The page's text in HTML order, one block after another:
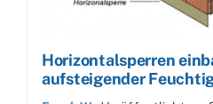
Horizontalsperren
aufsteigender